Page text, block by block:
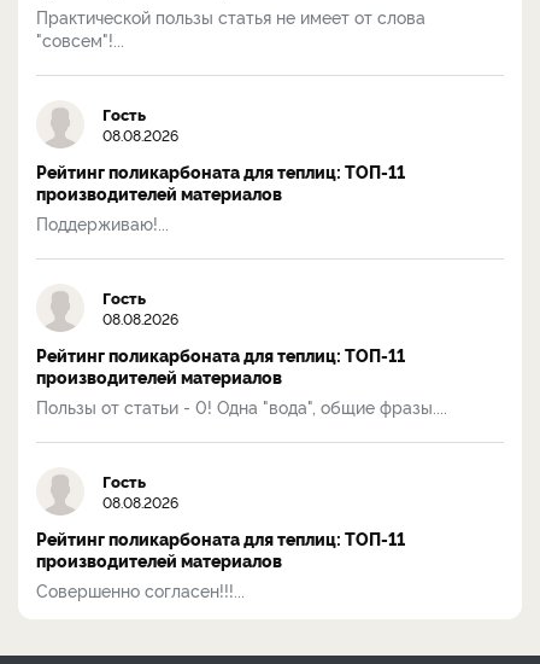
Практической пользы статья не имеет от слова
"совсем"!...
Гость
08.08.2026
Рейтинг поликарбоната для теплиц: ТОП-11
производителей материалов
Поддерживаю!...
Гость
08.08.2026
Рейтинг поликарбоната для теплиц: ТОП-11
производителей материалов
Пользы от статьи - 0! Одна "вода", общие фразы....
Гость
08.08.2026
Рейтинг поликарбоната для теплиц: ТОП-11
производителей материалов
Совершенно согласен!!!...